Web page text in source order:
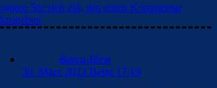
Sie sich ein, um einen Kommentar
Barca-Biest
30. März 2023 Beim 17:19